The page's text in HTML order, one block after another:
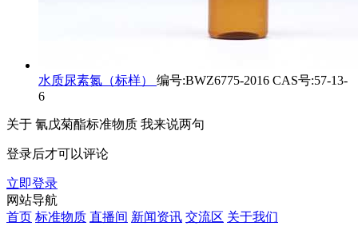
水质尿素氮（标样） 编号:BWZ6775-2016 CAS号:57-13-
6
关于 氰戊菊酯标准物质 我来说两句
登录后才可以评论
立即登录
网站导航
首页 标准物质 直播间 新闻资讯 交流区 关于我们